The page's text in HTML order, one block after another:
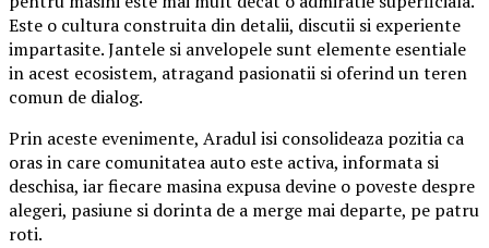
Este o cultura construita din detalii, discutii si experiente
impartasite. Jantele si anvelopele sunt elemente esentiale
in acest ecosistem, atragand pasionatii si oferind un teren
comun de dialog.
Prin aceste evenimente, Aradul isi consolideaza pozitia ca
oras in care comunitatea auto este activa, informata si
deschisa, iar fiecare masina expusa devine o poveste despre
alegeri, pasiune si dorinta de a merge mai departe, pe patru
roti.